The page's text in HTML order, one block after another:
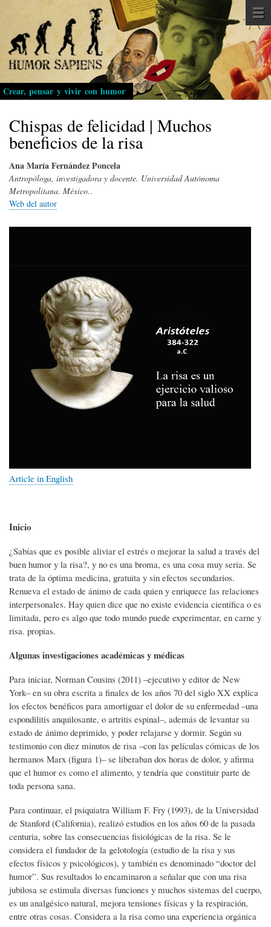
Pasar
al
contenido
principal
Crear, pensar y vivir con humor
Chispas de felicidad | Muchos
beneficios de la risa
Ana María Fernández Poncela
Antropóloga, investigadora y docente. Universidad Autónoma
Metropolitana. México..
Web del autor
Article in English
Inicio
¿Sabías que es posible aliviar el estrés o mejorar la salud a través del
buen humor y la risa?, y no es una broma, es una cosa muy seria. Se
trata de la óptima medicina, gratuita y sin efectos secundarios.
Renueva el estado de ánimo de cada quien y enriquece las relaciones
interpersonales. Hay quien dice que no existe evidencia científica o es
limitada, pero es algo que todo mundo puede experimentar, en carne y
risa. propias.
Algunas investigaciones académicas y médicas
Para iniciar, Norman Cousins (2011) –ejecutivo y editor de New
York– en su obra escrita a finales de los años 70 del siglo XX explica
los efectos benéficos para amortiguar el dolor de su enfermedad –una
espondilitis anquilosante, o artritis espinal–, además de levantar su
estado de ánimo deprimido, y poder relajarse y dormir. Según su
testimonio con diez minutos de risa –con las películas cómicas de los
hermanos Marx (figura 1)– se liberaban dos horas de dolor, y afirma
que el humor es como el alimento, y tendría que constituir parte de
toda persona sana.
Para continuar, el psiquiatra William F. Fry (1993), de la Universidad
de Stanford (California), realizó estudios en los años 60 de la pasada
centuria, sobre las consecuencias fisiológicas de la risa. Se le
considera el fundador de la gelotología (estudio de la risa y sus
efectos físicos y psicológicos), y también es denominado “doctor del
humor”. Sus resultados lo encaminaron a señalar que con una risa
jubilosa se estimula diversas funciones y muchos sistemas del cuerpo,
es un analgésico natural, mejora tensiones físicas y la respiración,
entre otras cosas. Considera a la risa como una experiencia orgánica